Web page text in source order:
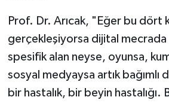
Prof. Dr. Arıcak, "Eğer bu dört
gerçekleşiyorsa dijital mecrada
spesifik alan neyse, oyunsa,
sosyal medyaysa artık bağımlı
bir hastalık, bir beyin hastalığı.
Gümüşhane Müftülüğü
Hakkari Müftülüğü
Hatay Müftülüğü